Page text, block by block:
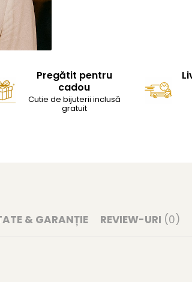
Pregătit pentru
cadou
Cutie de bijuterii inclusă
gratuit
& GARANȚIE REVIEW-URI (0)